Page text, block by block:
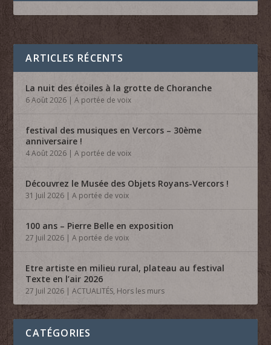
ARTICLES RÉCENTS
La nuit des étoiles à la grotte de Choranche
6 Août 2026 |A portée de voix
festival des musiques en Vercors – 30ème
anniversaire !
4 Août 2026 |A portée de voix
Découvrez le Musée des Objets Royans-Vercors !
31 Juil 2026 |A portée de voix
100 ans – Pierre Belle en exposition
27 Juil 2026 |A portée de voix
Etre artiste en milieu rural, plateau au festival
Texte en l’air 2026
27 Juil 2026 |ACTUALITÉS, Hors les murs
CATÉGORIES